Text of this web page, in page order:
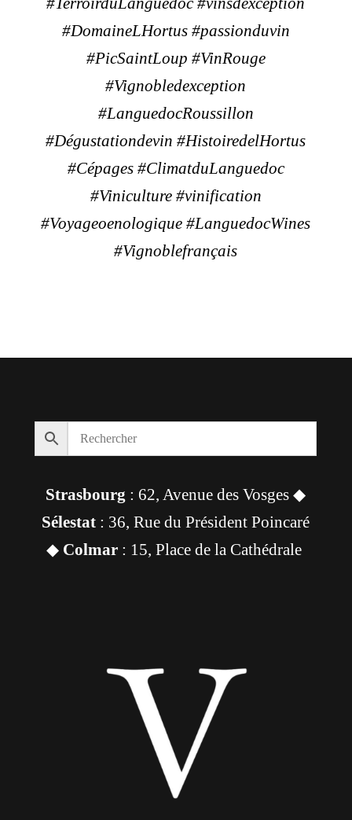
#DomaineLHortus #passionduvin
#PicSaintLoup #VinRouge
#Vignobledexception
#LanguedocRoussillon
#Dégustationdevin #HistoiredelHortus
#Cépages #ClimatduLanguedoc
#Viniculture #vinification
#Voyageoenologique #LanguedocWines
#Vignoblefrançais
Strasbourg : 62, Avenue des Vosges ◆
Sélestat : 36, Rue du Président Poincaré
◆ Colmar: 15, Place de la Cathédrale